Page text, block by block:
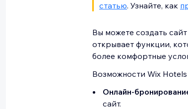
статью. Узнайте, как
Вы можете создать
открывает функции,
более комфортные
Возможности Wix
Онлайн-
сайт.